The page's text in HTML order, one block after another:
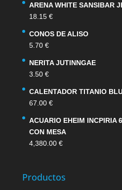
ARENA WHITE SANSIBAR
18.15 €
CONOS DE ALISO
5.70 €
NERITA JUTINNGAE
3.50 €
CALENTADOR TITANIO
67.00 €
ACUARIO EHEIM INCPIRIA
CON MESA
4,380.00 €
Productos